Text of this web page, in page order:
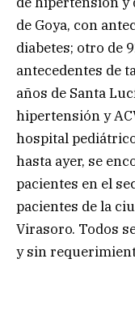
de Goya, con
diabetes; otro de
antecedentes de
años de Santa
hipertensión y
hospital
hasta ayer, se
pacientes en el
pacientes de la
Virasoro. Todos
y sin